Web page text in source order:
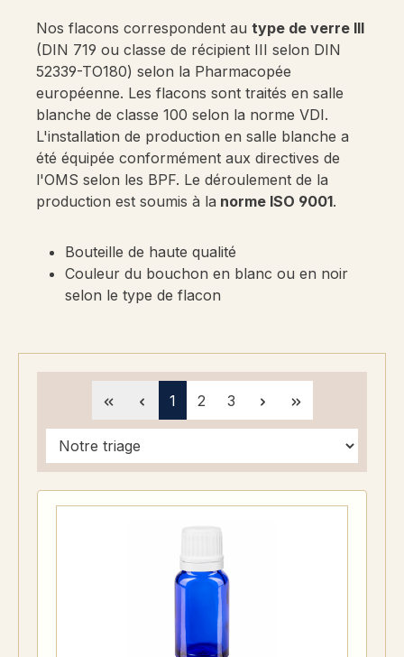
Nos flacons correspondent au type de verre III
(DIN 719 ou classe de récipient III selon DIN
52339-TO180) selon la Pharmacopée
européenne. Les flacons sont traités en salle
blanche de classe 100 selon la norme VDI.
L'installation de production en salle blanche a
été équipée conformément aux directives de
l'OMS selon les BPF. Le déroulement de la
production est soumis à la norme ISO 9001.
Bouteille de haute qualité
Couleur du bouchon en blanc ou en noir
selon le type de flacon
Page
1 Page
2 Page
3